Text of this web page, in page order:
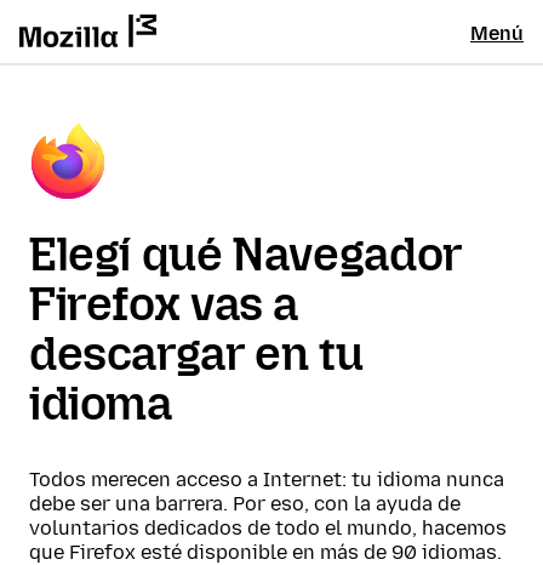
Menú
Elegí qué Navegador
Firefox vas a
descargar en tu
idioma
Todos merecen acceso a Internet: tu idioma nunca
debe ser una barrera. Por eso, con la ayuda de
voluntarios dedicados de todo el mundo, hacemos
que Firefox esté disponible en más de 90 idiomas.